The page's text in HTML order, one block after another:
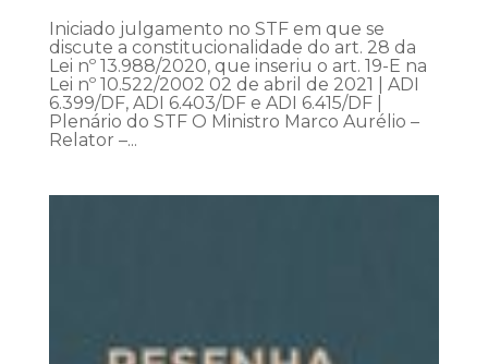
Iniciado julgamento no STF em que se
discute a constitucionalidade do art. 28 da
Lei nº 13.988/2020, que inseriu o art. 19-E na
Lei nº 10.522/2002 02 de abril de 2021 | ADI
6.399/DF, ADI 6.403/DF e ADI 6.415/DF |
Plenário do STF O Ministro Marco Aurélio –
Relator –...